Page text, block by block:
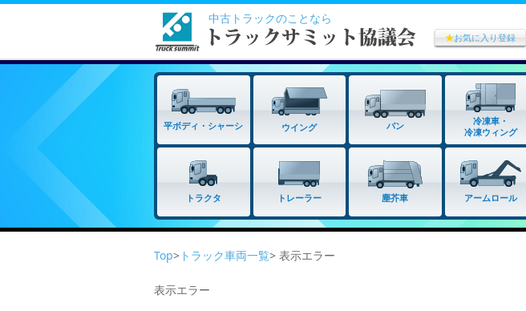
中古トラックのことなら
★お気に入り登録
平ボディ・シャーシ ウイング バン
冷凍車・
冷凍ウィング
トラクタ トレーラー 塵芥車 アームロール
Top> トラック車両一覧> 表示エラー
表示エラー